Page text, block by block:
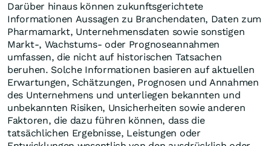
Darüber hinaus können zukunftsgerichtete
Informationen Aussagen zu Branchendaten, Daten zum
Pharmamarkt, Unternehmensdaten sowie sonstigen
Markt-, Wachstums- oder Prognoseannahmen
umfassen, die nicht auf historischen Tatsachen
beruhen. Solche Informationen basieren auf aktuellen
Erwartungen, Schätzungen, Prognosen und Annahmen
des Unternehmens und unterliegen bekannten und
unbekannten Risiken, Unsicherheiten sowie anderen
Faktoren, die dazu führen können, dass die
tatsächlichen Ergebnisse, Leistungen oder